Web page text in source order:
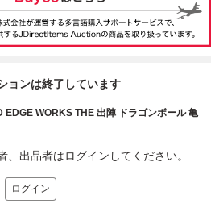
ョンは終了しています
EDGE WORKS THE 出陣 ドラゴンボール 亀
、出品者はログインしてください。
ログイン